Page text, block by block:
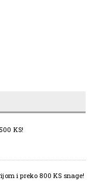
KS!
i preko 800 KS snage!